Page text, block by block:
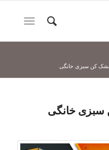
کن سبزی خانگی
خانگی